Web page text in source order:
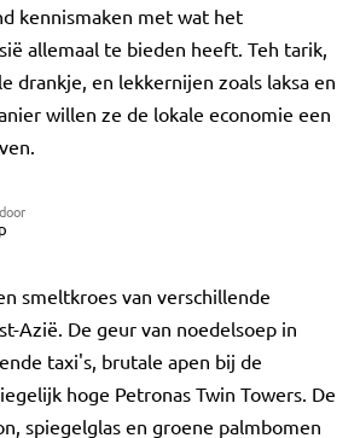
kennismaken met wat het
allemaal te bieden heeft. Teh tarik,
drankje, en lekkernijen zoals laksa en
willen ze de lokale economie een
smeltkroes van verschillende
Azië. De geur van noedelsoep in
taxi's, brutale apen bij de
hoge Petronas Twin Towers. De
spiegelglas en groene palmbomen